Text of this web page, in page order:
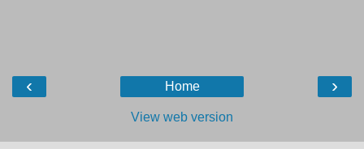
‹ ›
Home
View web version